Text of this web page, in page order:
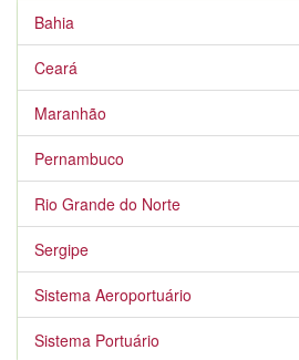
Bahia
Ceará
Maranhão
Pernambuco
Rio Grande do Norte
Sergipe
Sistema Aeroportuário
Sistema Portuário